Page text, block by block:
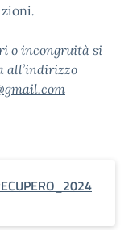
.
o incongruità si
all’indirizzo